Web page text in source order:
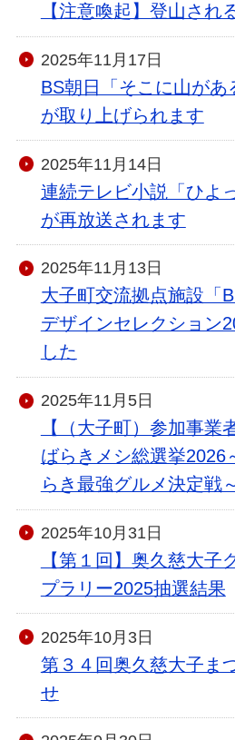
【注意喚起】登山され
2025年11月17日
BS朝日「そこに山があ
が取り上げられます
2025年11月14日
連続テレビ小説「ひよ
が再放送されます
2025年11月13日
大子町交流拠点施設「
デザインセレクション
した
2025年11月5日
【（大子町）参加事業
ばらきメシ総選挙2026
らき最強グルメ決定戦
2025年10月31日
【第１回】奥久慈大子
プラリー2025抽選結果
2025年10月3日
第３４回奥久慈大子ま
せ